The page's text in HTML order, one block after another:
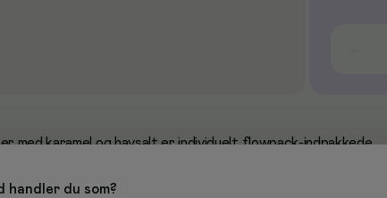
med karamel og havsalt er individuelt flowpack-indpakkede
Den balancerede sød-salte smag gør dem velegnede som lille
hvor hygiejne og nem deling er vigtig.
handler du som?